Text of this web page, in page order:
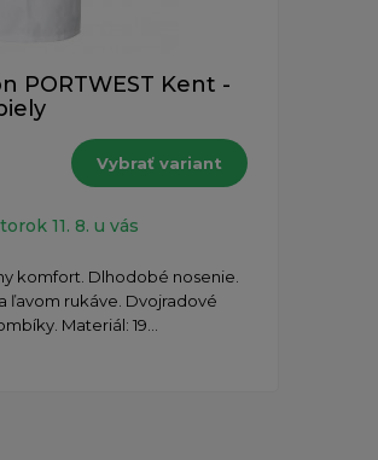
PORTWEST Kent -
Vybrať variant
11. 8. u vás
komfort. Dlhodobé nosenie.
ľavom rukáve. Dvojradové
Materiál: 19...